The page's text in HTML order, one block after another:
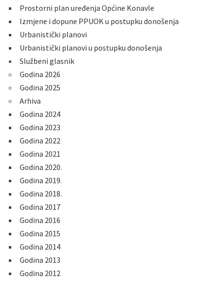
Prostorni plan uređenja Općine Konavle
Izmjene i dopune PPUOK u postupku donošenja
Urbanistički planovi
Urbanistički planovi u postupku donošenja
Službeni glasnik
Godina 2026
Godina 2025
Arhiva
Godina 2024
Godina 2023
Godina 2022
Godina 2021
Godina 2020.
Godina 2019.
Godina 2018.
Godina 2017
Godina 2016
Godina 2015
Godina 2014
Godina 2013
Godina 2012